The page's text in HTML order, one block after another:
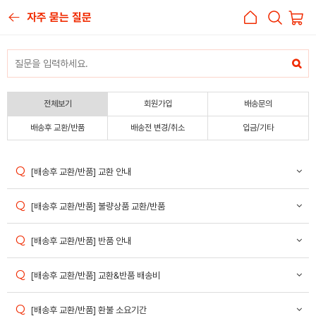
자주 묻는 질문
전체보기 회원가입 배송문의
배송후 교환/반품 배송전 변경/취소 입금/기타
[배송후 교환/반품] 교환 안내
[배송후 교환/반품] 불량상품 교환/반품
[배송후 교환/반품] 반품 안내
[배송후 교환/반품] 교환&반품 배송비
[배송후 교환/반품] 환불 소요기간